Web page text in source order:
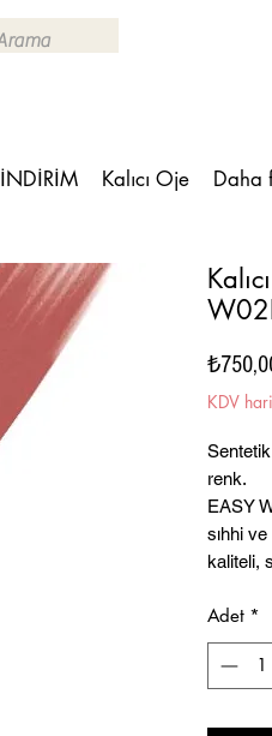
İNDİRİM Kalıcı Oje Daha
KDV
renk.
EASY
sıhhi
kaliteli,
şekilde
Adet *